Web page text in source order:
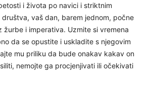
i života po navici i striktnim
društva, vaš dan, barem jednom, počne
žurbe i imperativa. Uzmite si vremena
da se opustite i uskladite s njegovim
mu priliku da bude onakav kakav on
nemojte ga procjenjivati ili očekivati